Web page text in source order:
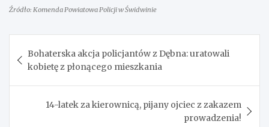
Źródło: Komenda Powiatowa Policji w Świdwinie
wpisu
Bohaterska akcja policjantów z Dębna: uratowali
kobietę z płonącego mieszkania
14-latek za kierownicą, pijany ojciec z zakazem
prowadzenia!